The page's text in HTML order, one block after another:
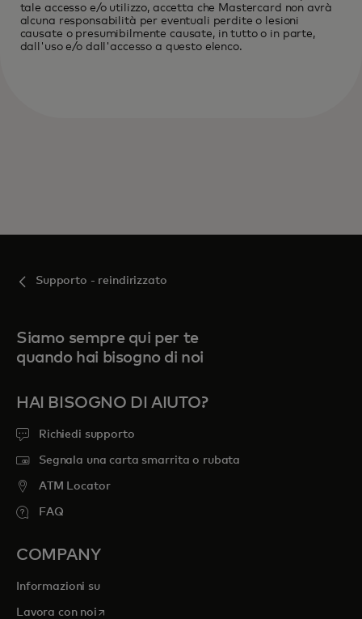
tale accesso e/o utilizzo, accetta che Mastercard non avrà
alcuna responsabilità per eventuali perdite o lesioni
causate o presumibilmente causate, in tutto o in parte,
dall'uso e/o dall'accesso a questo elenco.
Supporto - reindirizzato
Siamo sempre qui per te
quando hai bisogno di noi
HAI BISOGNO DI AIUTO?
Richiedi supporto
Segnala una carta smarrita o rubata
ATM Locator
FAQ
COMPANY
Informazioni su
Lavora con noi si apre in una nuova scheda